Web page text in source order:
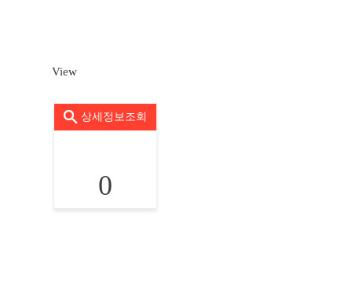
View
상세정보조회
0